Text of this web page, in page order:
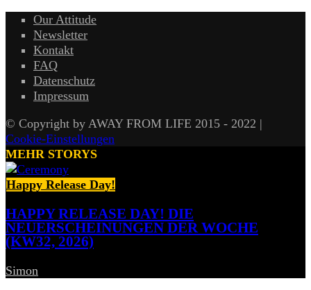
Our Attitude
Newsletter
Kontakt
FAQ
Datenschutz
Impressum
© Copyright by AWAY FROM LIFE 2015 - 2022 |
Cookie-Einstellungen
MEHR STORYS
Happy Release Day!
HAPPY RELEASE DAY! DIE
NEUERSCHEINUNGEN DER WOCHE
(KW32, 2026)
Simon